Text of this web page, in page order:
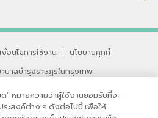
เงื่อนไขการใช้งาน |
นโยบายคุกกี้
บาลบำรุงราษฎร์ในกรุงเทพ
นา กรุงเทพ 10110 ประเทศไทย
อปัญหาในการใช้เว็บไซต์ของเรา
หมายความว่าผู้ใช้งานยอมรับที่จะ
ะสงค์ต่าง ๆ ดังต่อไปนี้ เพื่อให้